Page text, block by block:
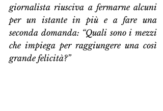
giornalista riusciva a fermarne alcuni
per un istante in più e a fare una
seconda domanda: “Quali sono i mezzi
che impiega per raggiungere una così
grande felicità?”